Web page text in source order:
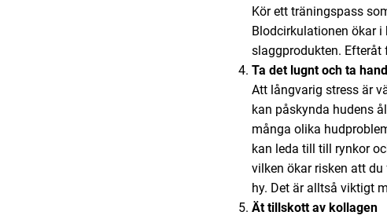
Kör ett träningspass
Blodcirkulationen ökar
slaggprodukten. Efteråt
Ta det lugnt och ta
Att långvarig stress är
kan påskynda hudens
många olika
kan leda till till rynkor
vilken ökar risken att
hy. Det är alltså viktigt
Ät tillskott av kollagen